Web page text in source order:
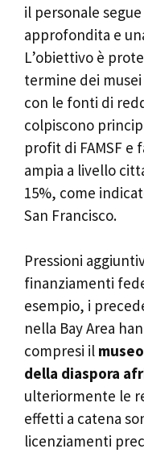
il personale
approfondita e
L’obiettivo è
termine dei
con le fonti di
colpiscono
profit di FAMSF e
ampia a livello
15%, come
San Francisco.
Pressioni
finanziamenti
esempio, i
nella Bay Area
compresi il
della diaspora
ulteriormente le
effetti a catena
licenziamenti